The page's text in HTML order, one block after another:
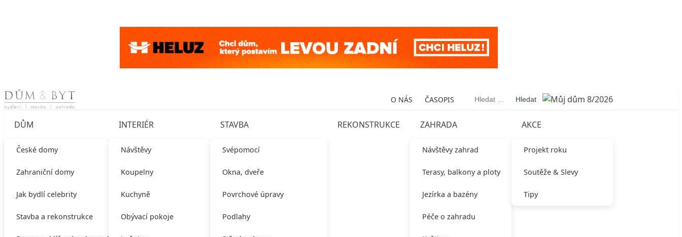
Skip to content O NÁS ČASOPIS Vyhledávání
DŮM
České domy
Zahraniční domy
Jak bydlí celebrity
Stavba a rekonstrukce
INTERIÉR
Návštěvy
Koupelny
Kuchyně
Obývací pokoje
STAVBA
Svépomocí
Okna, dveře
Povrchové úpravy
Podlahy
REKONSTRUKCE ZAHRADA
Návštěvy zahrad
Terasy, balkony a ploty
Jezírka a bazény
Péče o zahradu
AKCE
Projekt roku
Soutěže & Slevy
Tipy